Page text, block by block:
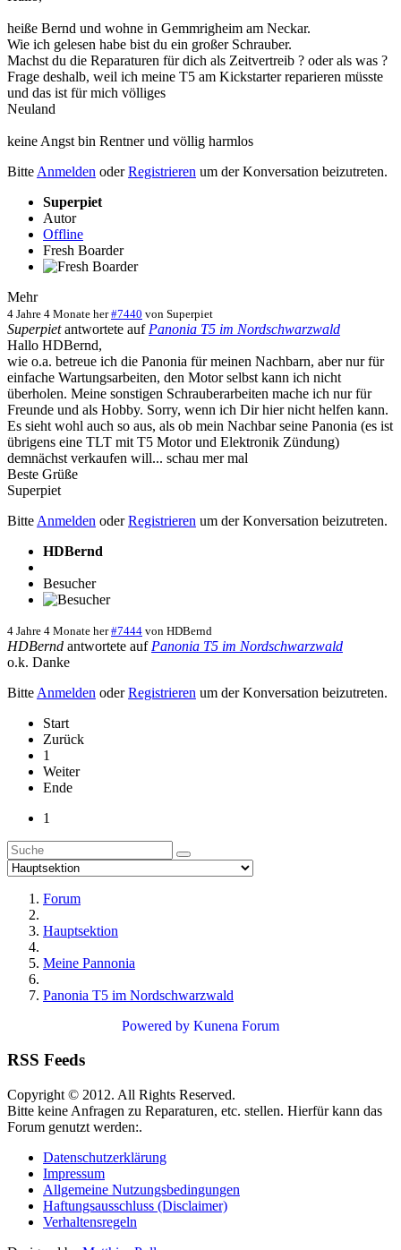
heiße Bernd und wohne in Gemmrigheim am Neckar.
Wie ich gelesen habe bist du ein großer Schrauber.
Machst du die Reparaturen für dich als Zeitvertreib ? oder als was ?
Frage deshalb, weil ich meine T5 am Kickstarter reparieren müsste
und das ist für mich völliges
Neuland
keine Angst bin Rentner und völlig harmlos
Bitte Anmelden oderRegistrieren um der Konversation beizutreten.
Superpiet
Autor
Offline
Fresh Boarder
Mehr
4 Jahre 4 Monate her #7440 von Superpiet
Superpietantwortete auf Panonia T5 im Nordschwarzwald
Hallo HDBernd,
wie o.a. betreue ich die Panonia für meinen Nachbarn, aber nur für
einfache Wartungsarbeiten, den Motor selbst kann ich nicht
überholen. Meine sonstigen Schrauberarbeiten mache ich nur für
Freunde und als Hobby. Sorry, wenn ich Dir hier nicht helfen kann.
Es sieht wohl auch so aus, als ob mein Nachbar seine Panonia (es ist
übrigens eine TLT mit T5 Motor und Elektronik Zündung)
demnächst verkaufen will... schau mer mal
Beste Grüße
Superpiet
Bitte Anmelden oderRegistrieren um der Konversation beizutreten.
HDBernd
Besucher
4 Jahre 4 Monate her #7444 von HDBernd
HDBernd antwortete auf Panonia T5 im Nordschwarzwald
o.k. Danke
Bitte Anmelden oderRegistrieren um der Konversation beizutreten.
Start
Zurück
1
Weiter
Ende
1
Forum
Hauptsektion
Meine Pannonia
Panonia T5 im Nordschwarzwald
Powered by Kunena Forum
RSS Feeds
Copyright © 2012. All Rights Reserved.
Bitte keine Anfragen zu Reparaturen, etc. stellen. Hierfür kann das
Forum genutzt werden:.
Datenschutzerklärung
Impressum
Allgemeine Nutzungsbedingungen
Haftungsausschluss (Disclaimer)
Verhaltensregeln